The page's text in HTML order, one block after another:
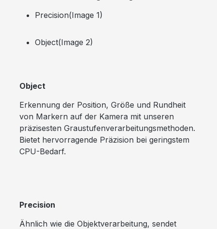
Precision(Image 1)
Object(Image 2)
Object
Erkennung der Position, Größe und Rundheit
von Markern auf der Kamera mit unseren
präzisesten Graustufenverarbeitungsmethoden.
Bietet hervorragende Präzision bei geringstem
CPU-Bedarf.
Precision
Ähnlich wie die Objektverarbeitung, sendet